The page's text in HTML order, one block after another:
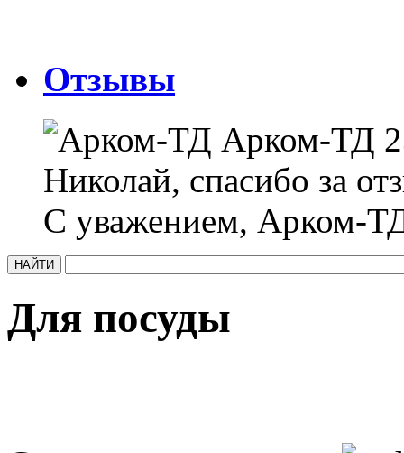
Отзывы
Арком-ТД
Николай, спасибо за
С уважением, Арком-
Для посуды